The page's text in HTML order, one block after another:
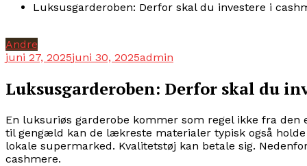
Luksusgarderoben: Derfor skal du investere i
Andre
juni 27, 2025juni 30, 2025admin
Luksusgarderoben: Derfor skal du
En luksuriøs garderobe kommer som regel ikke fra
til gengæld kan de lækreste materialer typisk også
lokale supermarked. Kvalitetstøj kan betale sig.
cashmere.